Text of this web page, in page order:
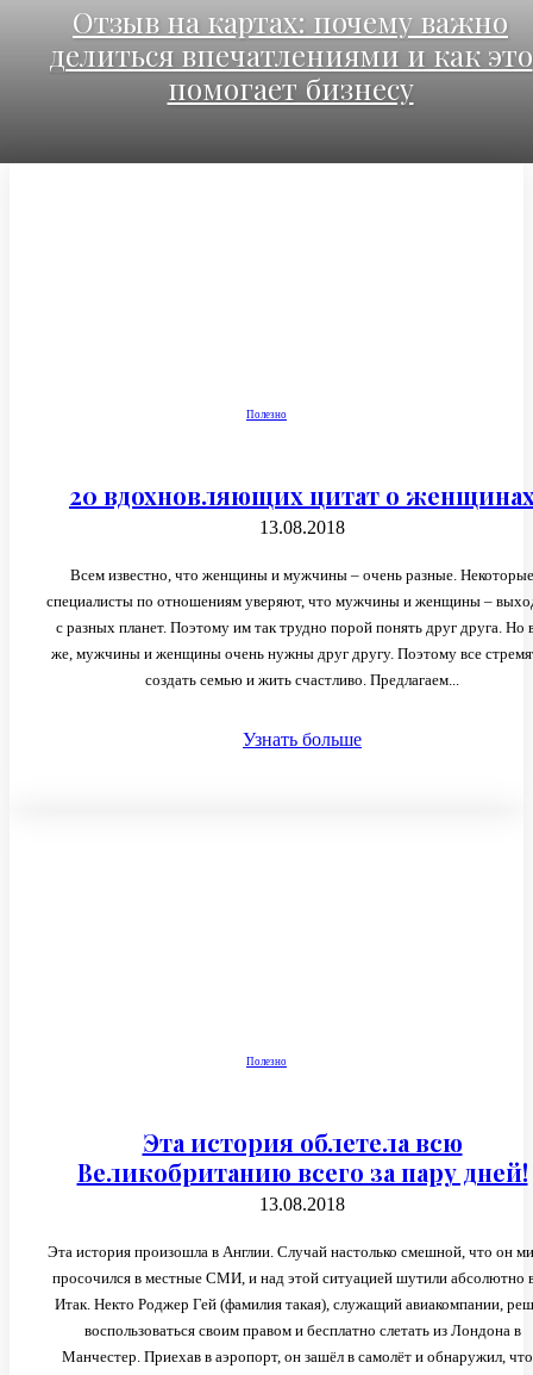
Отзыв на картах: почему важно
делиться впечатлениями и как это
помогает бизнесу
Полезно
20 вдохновляющих цитат о
13.08.2018
Всем известно, что женщины и мужчины – очень разные. Некоторые
специалисты по отношениям уверяют, что мужчины и женщины –
с разных планет. Поэтому им так трудно порой понять друг друга. Но
же, мужчины и женщины очень нужны друг другу. Поэтому все
создать семью и жить счастливо. Предлагаем...
Узнать больше
Полезно
Эта история облетела всю
Великобританию всего за пару дней!
13.08.2018
Эта история произошла в Англии. Случай настолько смешной, что он
просочился в местные СМИ, и над этой ситуацией шутили абсолютно
Итак. Некто Роджер Гей (фамилия такая), служащий авиакомпании,
воспользоваться своим правом и бесплатно слетать из Лондона в
Манчестер. Приехав в аэропорт, он зашёл в самолёт и обнаружил,